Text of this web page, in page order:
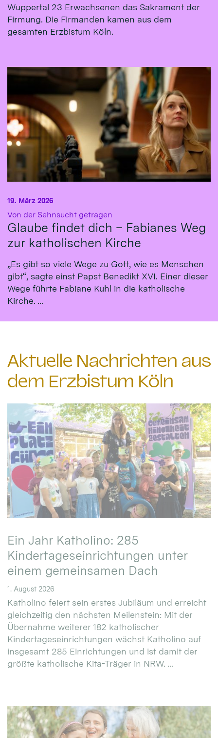
Wuppertal 23 Erwachsenen das Sakrament der
Firmung. Die Firmanden kamen aus dem
gesamten Erzbistum Köln.
Von der Sehnsucht getragen
Glaube findet dich – Fabianes Weg
zur katholischen Kirche
19. März 2026
„Es gibt so viele Wege zu Gott, wie es Menschen
gibt“, sagte einst Papst Benedikt XVI. Einer dieser
Wege führte Fabiane Kuhl in die katholische
Kirche. ...
Aktuelle Nachrichten aus
dem Erzbistum Köln
Ein Jahr Katholino: 285
Kindertageseinrichtungen unter
einem gemeinsamen Dach
1. August 2026
Katholino feiert sein erstes Jubiläum und erreicht
gleichzeitig den nächsten Meilenstein: Mit der
Übernahme weiterer 182 katholischer
Kindertageseinrichtungen wächst Katholino auf
insgesamt 285 Einrichtungen und ist damit der
größte katholische Kita-Träger in NRW. ...